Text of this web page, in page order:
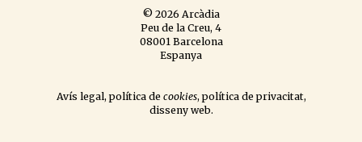
© 2026 Arcàdia
Peu de la Creu, 4
08001 Barcelona
Espanya
Avís legal,política de cookies,política de privacitat,
disseny web.